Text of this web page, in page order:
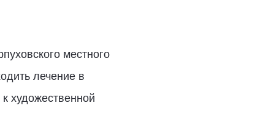
местного
лечение в
художественной